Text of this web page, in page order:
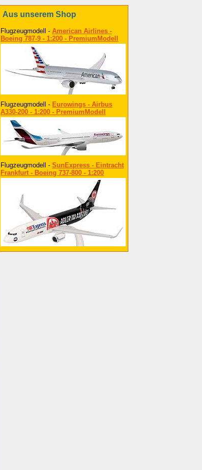
Aus unserem Shop
Flugzeugmodell - American Airlines -
Boeing 787-9 - 1:200 - PremiumModell
Flugzeugmodell - Eurowings - Airbus
A330-200 - 1:200 - PremiumModell
Flugzeugmodell - SunExpress - Eintracht
Frankfurt - Boeing 737-800 - 1:200